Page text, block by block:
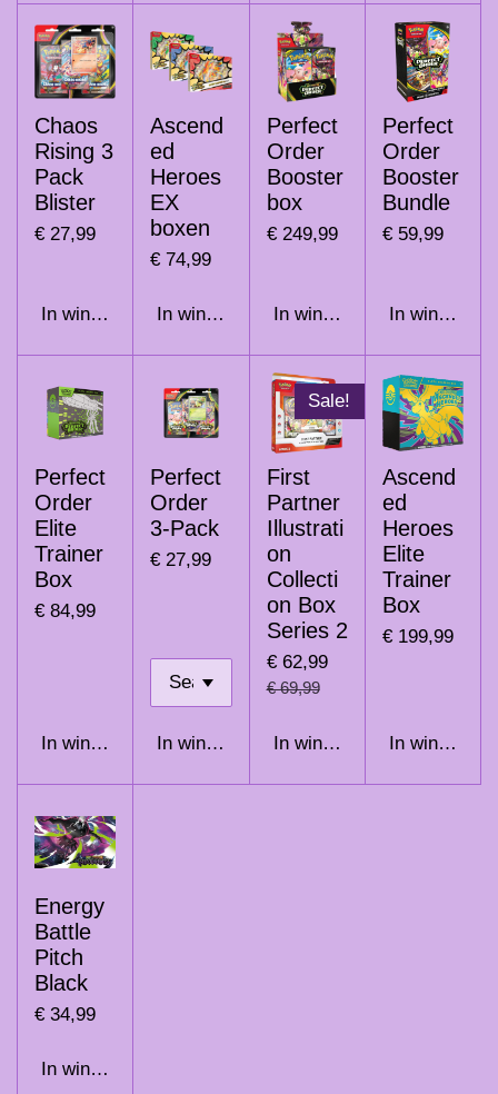
Chaos
Rising 3
Pack
Blister
€ 27,99
In winkelwagen
Ascend
ed
Heroes
EX
boxen
€ 74,99
In winkelwagen
Perfect
Order
Booster
box
€ 249,99
In winkelwagen
Perfect
Order
Booster
Bundle
€ 59,99
In
Perfect
Order
Elite
Trainer
Box
€ 84,99
In winkelwagen
Perfect
Order
3-Pack
€ 27,99
In winkelwagen
Sale!
First
Partner
Illustrati
on
Collecti
on Box
Series 2
€ 62,99
€ 69,99
In winkelwagen
Ascend
ed
Heroes
Elite
Trainer
Box
€ 199,99
In
Energy
Battle
Pitch
Black
€ 34,99
In winkelwagen